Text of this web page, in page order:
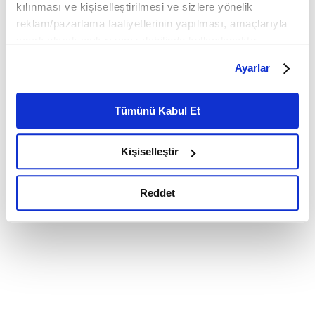
kılınması ve kişiselleştirilmesi ve sizlere yönelik
reklam/pazarlama faaliyetlerinin yapılması, amaçlarıyla
belirleyebilirsiniz. Çerezlere ilişkin detaylı bilgi için
Ayarlar butonuna tıklayabilir,Çerez Bilgilendirme
Metnimizi ziyaret edebilirsiniz.
6698 sayılı Kişisel Verilerin Korunması Kanunu uyarınca
okumak ve sitemizi ziyaretiniz kapsamında
gerçekleştirilen veri işleme faaliyetleri ile ilgili daha
detaylı bilgi almak için lütfentıklayınız.
Ayarlar
Tümünü Kabul Et
Kişiselleştir
Reddet